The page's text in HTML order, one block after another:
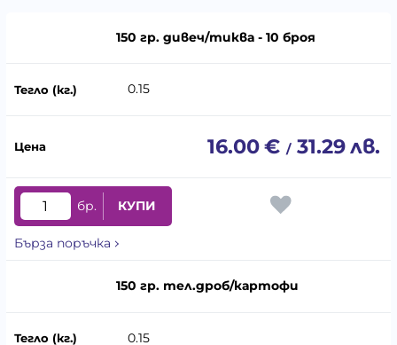
150 гр. дивеч/тиква - 10 броя
0.15
16.00€ / 31.29лв.
бр. КУПИ
Бърза поръчка
150 гр. тел.дроб/картофи
0.15